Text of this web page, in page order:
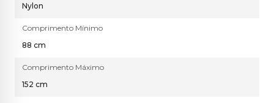
Nylon
Comprimento Mínimo
88 cm
Comprimento Máximo
152 cm